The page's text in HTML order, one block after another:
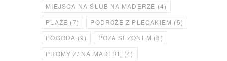
MIEJSCA NA ŚLUB NA MADERZE (4)
PLAŻE (7) PODRÓŻE Z PLECAKIEM (5)
POGODA (9) POZA SEZONEM (8)
PROMY Z/ NA MADERĘ (4)